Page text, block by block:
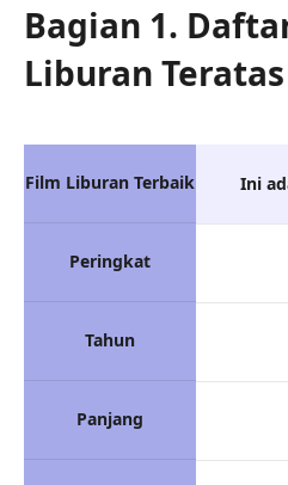
Bagian 1.
Liburan Teratas
Film Liburan Terbaik
Peringkat
Tahun
Panjang
Ini